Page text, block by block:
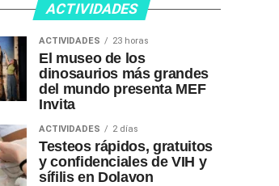
ACTIVIDADES
ACTIVIDADES 23 horas
El museo de los
dinosaurios más grandes
del mundo presenta MEF
Invita
ACTIVIDADES 2 días
Testeos rápidos, gratuitos
y confidenciales de VIH y
sífilis en Dolavon